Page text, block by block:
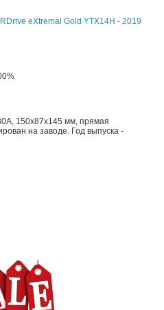
eXtremal Gold YTX14H - 2019
150х87х145 мм, прямая
на заводе. Год выпуска -